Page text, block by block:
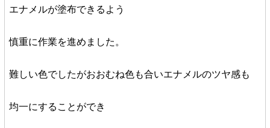
エナメルが塗布できるよう
慎重に作業を進めました。
難しい色でしたがおおむね色も合いエナメルのツヤ感も
均一にすることができ